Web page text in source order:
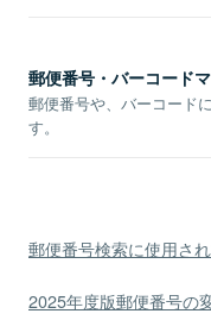
郵便番号・バーコード
郵便番号や、バーコード
す。
郵便番号検索に使用さ
2025年度版郵便番号の